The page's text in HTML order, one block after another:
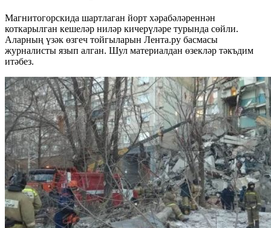
Магнитогорскида шартлаган йорт хәрабәләреннән
коткарылган кешеләр ниләр кичерүләре турында сөйли.
Аларның үзәк өзгеч тойгыларын Лента.ру басмасы
журналисты язып алган. Шул материалдан өзекләр тәкъдим
итәбез.